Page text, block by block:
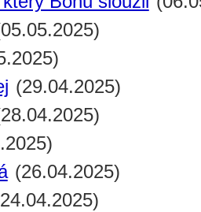
(29.04.2025)
(26.04.2025)